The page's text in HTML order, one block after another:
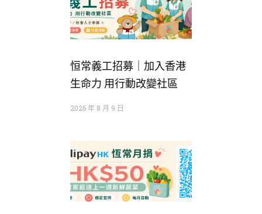
恒常義工招募｜加入香港
生命力 用行動改變社區
2026 年 8 月 9 日